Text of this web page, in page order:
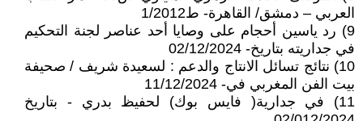
العربي – دمشق/ القاهرة- ط1/2012
9) رد ياسين أحجام على وصايا أحد عناصر لجنة التحكيم
في جداريته بتاريخ- 02/12/2024
10) نتائج تسائل الانتاج والدعم : لسعيدة شريف / صحيفة
بيت الفن المغربي في- 11/12/2024
11) في جدارية( فايس بوك) لحفيظ بدري - بتاريخ